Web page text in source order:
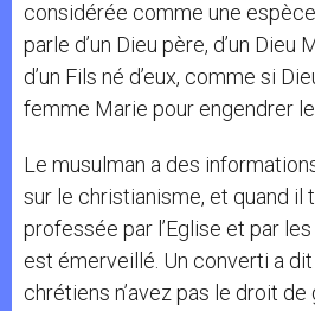
considérée comme une
parle d’un Dieu père, d’un Dieu
d’un Fils né d’eux, comme si
femme Marie pour engendrer le
Le musulman a des
sur le christianisme, et quand il
professée par l’Eglise et par
est émerveillé. Un converti a dit
chrétiens n’avez pas le droit